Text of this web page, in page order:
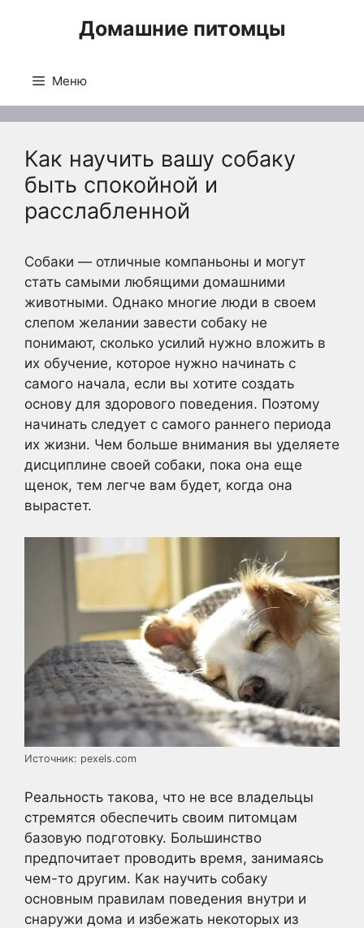
Домашние питомцы
Меню
Как научить вашу собаку
быть спокойной и
расслабленной
Собаки — отличные компаньоны и могут
стать самыми любящими домашними
животными. Однако многие люди в своем
слепом желании завести собаку не
понимают, сколько усилий нужно вложить в
их обучение, которое нужно начинать с
самого начала, если вы хотите создать
основу для здорового поведения. Поэтому
начинать следует с самого раннего периода
их жизни. Чем больше внимания вы уделяете
дисциплине своей собаки, пока она еще
щенок, тем легче вам будет, когда она
вырастет.
Источник: pexels.com
Реальность такова, что не все владельцы
стремятся обеспечить своим питомцам
базовую подготовку. Большинство
предпочитает проводить время, занимаясь
чем-то другим. Как научить собаку
основным правилам поведения внутри и
снаружи дома и избежать некоторых из